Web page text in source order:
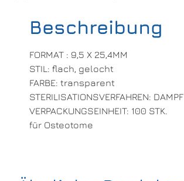
Beschreibung
FORMAT : 9,5 X 25,4MM
STIL: flach, gelocht
FARBE: transparent
STERILISATIONSVERFAHREN: DAMPF
VERPACKUNGSEINHEIT: 100 STK.
für Osteotome